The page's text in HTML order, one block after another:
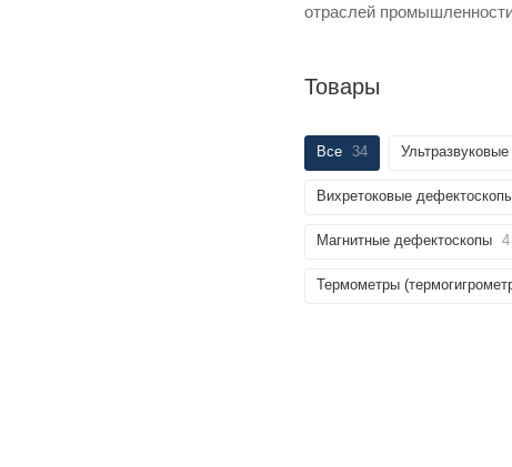
отраслей
Товары
Все 34
Вихретоковые
Магнитные дефектоскопы 4
Термометры